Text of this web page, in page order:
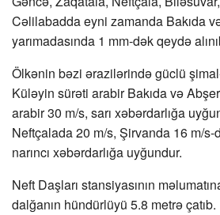
Cəlilabadda eyni zamanda Bakıda
yarımadasında 1 mm-dək qeydə
Ölkənin bəzi ərazilərində güclü
Küləyin sürəti arabir Bakıda və
arabir 30 m/s, sarı xəbərdarlığa
Neftçalada 20 m/s, Şirvanda 16 m/
narıncı xəbərdarlığa uyğundur.
Neft Daşları stansiyasının
dalğanın hündürlüyü 5.8 metrə çatıb.